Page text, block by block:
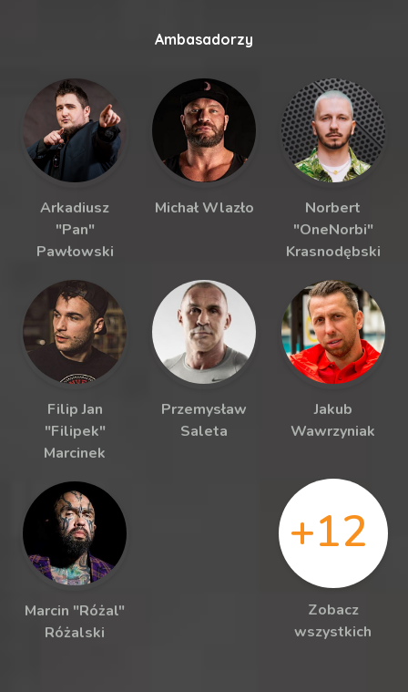
Ambasadorzy
Arkadiusz
"Pan"
Pawłowski
Michał Wlazło
Norbert
"OneNorbi"
Krasnodębski
Filip Jan
"Filipek"
Marcinek
Przemysław
Saleta
Jakub
Wawrzyniak
Marcin "Różal"
Różalski
+12
Zobacz
wszystkich